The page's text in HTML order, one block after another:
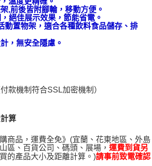
商家同意取消之訂單仍視為有效，需透過AFTEE先享
AFTEE先享後付 」之結帳頁面顯示為準，若有關於
需取消欲退款等相關疑問，請聯繫「AFTEE先享後付
netprotections.freshdesk.com/support/home
範圍內提供個人資料，並將交易相關給付款項請求債
有限公司。
事宜，請瀏覽以下網址：
若未經同意申辦者引起之損失，本公司不負相關責
後付」時，將依據個別帳號之用戶狀況，依本公司即
額度；若仍有額度不足之情形，本公司將視審查結果
。
帳號或使用他人資訊註冊。若發現惡意使用之情形，
,前後皆附腳輪，移動方便。
絕佳展示效果，節能省電。
動置物架，適合各種飲料食品儲存、排
，無安全隱慮。
款機制符合SSL加密機制）
算
購商品，運費全免》(宜蘭、花東地區、外島
區、百貨公司、碼頭、展場， 運費到貨另
的產品大小及距離計算。)請事前致電確認